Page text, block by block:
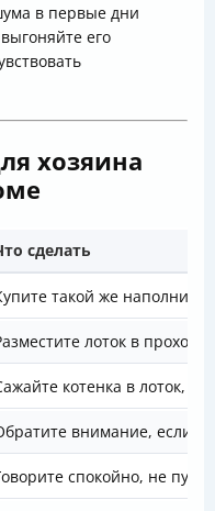
в первые дни
его
хозяина
сделать
такой же
лоток в
котенка в лоток,
внимание, если
спокойно, не